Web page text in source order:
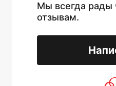
Мы всегда рады
отзывам.